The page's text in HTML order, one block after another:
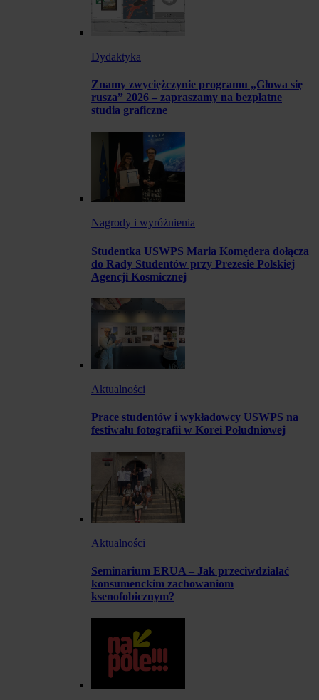
Dydaktyka
Znamy zwyciężczynie programu „Głowa się
rusza” 2026 – zapraszamy na bezpłatne
studia graficzne
Nagrody i wyróżnienia
Studentka USWPS Maria Komędera dołącza
do Rady Studentów przy Prezesie Polskiej
Agencji Kosmicznej
Aktualności
Prace studentów i wykładowcy USWPS na
festiwalu fotografii w Korei Południowej
Aktualności
Seminarium ERUA – Jak przeciwdziałać
konsumenckim zachowaniom
ksenofobicznym?